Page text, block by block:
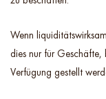
Wenn
dies nur für
Verfügung gestellt